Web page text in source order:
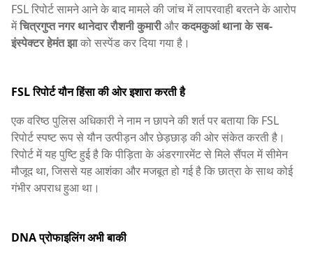
FSL रिपोर्ट सामने आने के बाद मामले की जांच में लापरवाही बरतने के आरोप
मेंचित्रगुप्त नगर थानेदार रौशनी कुमारीऔरकदमकुआं थाना के सब-
इंस्पेक्टर हेमंत झाको सस्पेंड कर दिया गया है।
FSL रिपोर्ट यौन हिंसा की ओर इशारा करती है
एक वरिष्ठ पुलिस अधिकारी ने नाम न छापने की शर्त पर बताया कि FSL
रिपोर्ट स्पष्ट रूप से यौन उत्पीड़न और छेड़छाड़ की ओर संकेत करती है।
रिपोर्ट में यह पुष्टि हुई है कि पीड़िता के अंडरगारमेंट से मिले सैंपल में सीमेन
मौजूद था, जिससे यह आशंका और मजबूत हो गई है कि छात्रा के साथ कोई
गंभीर अपराध हुआ था।
DNA प्रोफाइलिंग अभी बाकी